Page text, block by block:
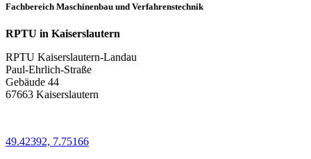
Fachbereich Maschinenbau und Verfahrenstechnik
RPTU in Kaiserslautern
RPTU Kaiserslautern-Landau
Paul-Ehrlich-Straße
Gebäude 44
67663 Kaiserslautern
49.42392, 7.75166